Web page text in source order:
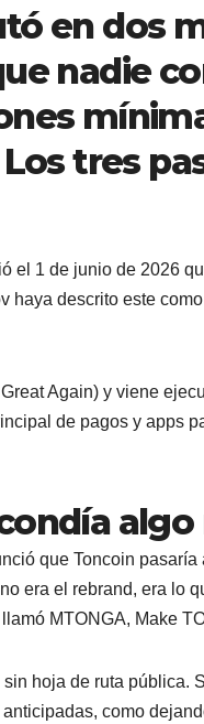
en dos
nadie
tres
el 1 de junio de 2026
descrito este
Again) y viene
de pagos y apps
que Toncoin
era el rebrand, era lo
MTONGA, Make
hoja de ruta pública.
como